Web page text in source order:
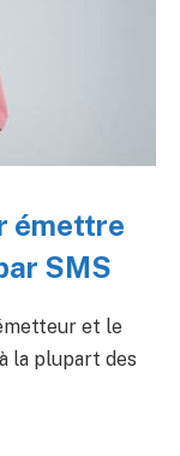
émettre
SMS
et le
la plupart des